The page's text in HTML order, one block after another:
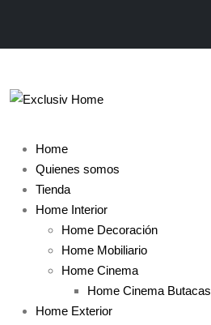
Home
Quienes somos
Tienda
Home Interior
Home Decoración
Home Mobiliario
Home Cinema
Home Cinema Butacas
Home Exterior